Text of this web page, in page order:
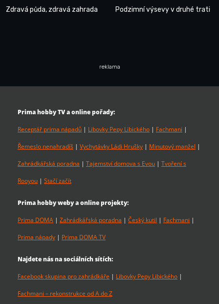
Zdravá půda, zdravá zahrada Podzimní výsevy v druhé trati
reklama
Prima hobby TV a online pořady:
Receptář prima nápadů | Libovky Pepy Libického | Fachmani |
Řemeslo nenahradíš | Vychytávky Ládi Hrušky | Minutový manžel |
Zahrádkářská poradna | Tajemství domova s Evou | Tvoření s
Rooyou | Stačí začít
Prima hobby weby a online projekty:
Prima DOMA | Zahrádkářská poradna | Český kutil | Fachmani |
Prima nápady | Prima DOMA TV
Najdete nás na sociálních sítích:
Facebook skupina pro zahrádkáře | Libovky Pepy Libického |
Fachmani – rekonstrukce od A do Z